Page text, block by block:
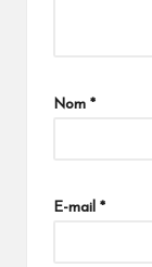
Nom *
E-mail *